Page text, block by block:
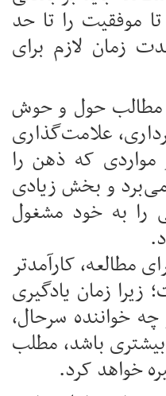
موفقیت را تا حد
زمان لازم برای
مطالب حول و حوش
علامت‌گذاری
مواردی که ذهن را
می‌برد و بخش زیادی
را به خود مشغول
مطالعه، کارآمدتر
زیرا زمان یادگیری
خواننده سرحال،
بیشتری باشد، مطلب
خواهد کرد.